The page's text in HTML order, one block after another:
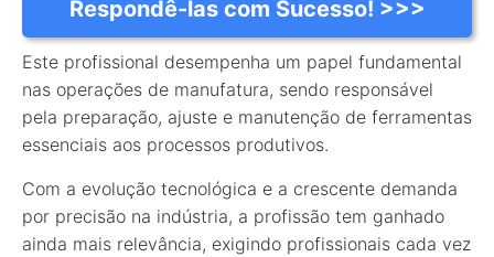
Respondê-las com Sucesso! >>>
Este profissional desempenha um papel fundamental
nas operações de manufatura, sendo responsável
pela preparação, ajuste e manutenção de ferramentas
essenciais aos processos produtivos.
Com a evolução tecnológica e a crescente demanda
por precisão na indústria, a profissão tem ganhado
ainda mais relevância, exigindo profissionais cada vez